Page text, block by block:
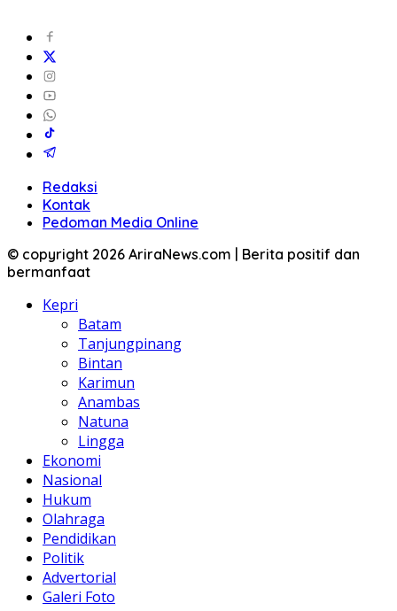
Redaksi
Kontak
Pedoman Media Online
© copyright 2026 AriraNews.com | Berita positif dan
bermanfaat
Kepri
Batam
Tanjungpinang
Bintan
Karimun
Anambas
Natuna
Lingga
Ekonomi
Nasional
Hukum
Olahraga
Pendidikan
Politik
Advertorial
Galeri Foto